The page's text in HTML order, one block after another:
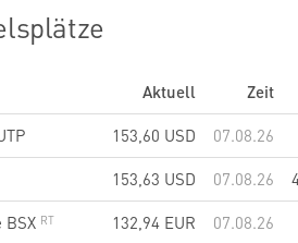
Aktuell
Zeit
153,60 USD
07.08.26
153,63 USD 07.08.26
BSX
132,94 EUR
07.08.26